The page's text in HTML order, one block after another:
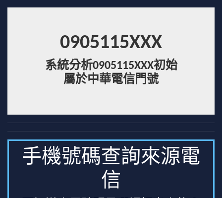
0905115XXX
系統分析0905115XXX初始
屬於中華電信門號
手機號碼查詢來源電
信